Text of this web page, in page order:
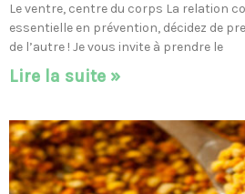
Le ventre, centre du corps La relation
essentielle en prévention, décidez de
de l’autre ! Je vous invite à prendre le
Lire la suite »